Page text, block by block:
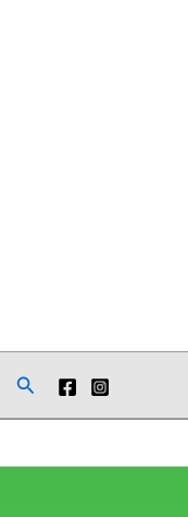
Suchen